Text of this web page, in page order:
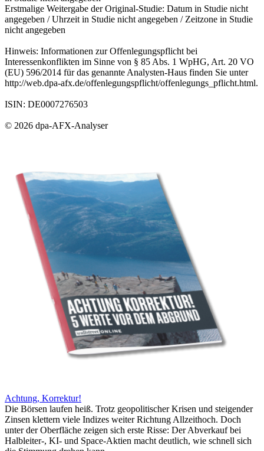
Erstmalige Weitergabe der Original-Studie: Datum in Studie nicht
angegeben / Uhrzeit in Studie nicht angegeben / Zeitzone in Studie
nicht angegeben
Hinweis: Informationen zur Offenlegungspflicht bei
Interessenkonflikten im Sinne von § 85 Abs. 1 WpHG, Art. 20 VO
(EU) 596/2014 für das genannte Analysten-Haus finden Sie unter
http://web.dpa-afx.de/offenlegungspflicht/offenlegungs_pflicht.html.
ISIN: DE0007276503
© 2026 dpa-AFX-Analyser
Achtung, Korrektur!
Die Börsen laufen heiß. Trotz geopolitischer Krisen und steigender
Zinsen klettern viele Indizes weiter Richtung Allzeithoch. Doch
unter der Oberfläche zeigen sich erste Risse: Der Abverkauf bei
Halbleiter-, KI- und Space-Aktien macht deutlich, wie schnell sich